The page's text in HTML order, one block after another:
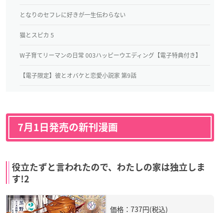
となりのセフレに好きが一生伝わらない
猫とスピカ 5
W子育てリーマンの日常 003ハッピーウエディング【電子特典付き】
【電子限定】彼とオバケと恋愛小説家 第9話
7月1日発売の新刊漫画
役立たずと言われたので、わたしの家は独立しま
す!2
価格：737円(税込)